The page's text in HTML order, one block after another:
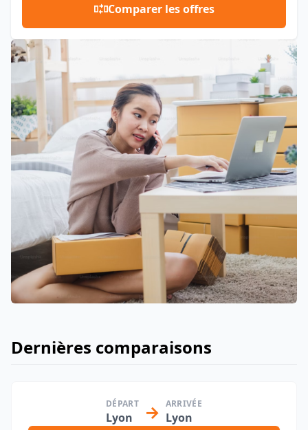
Comparer les offres
Dernières comparaisons
DÉPART
Lyon → ARRIVÉE
Lyon